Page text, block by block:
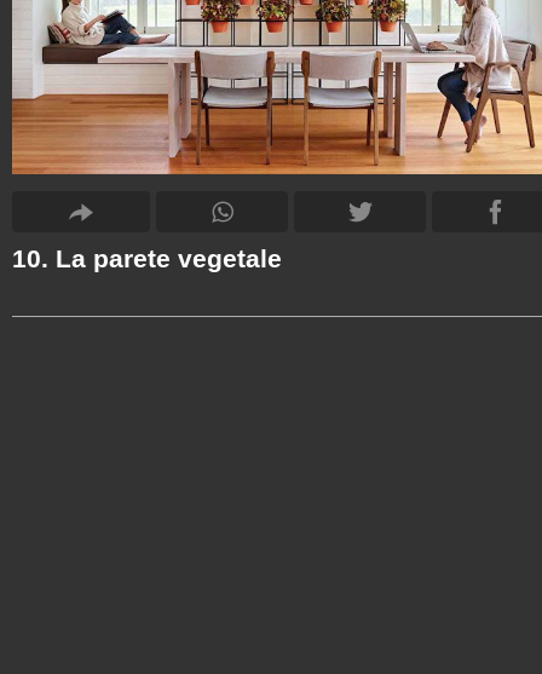
10. La parete vegetale